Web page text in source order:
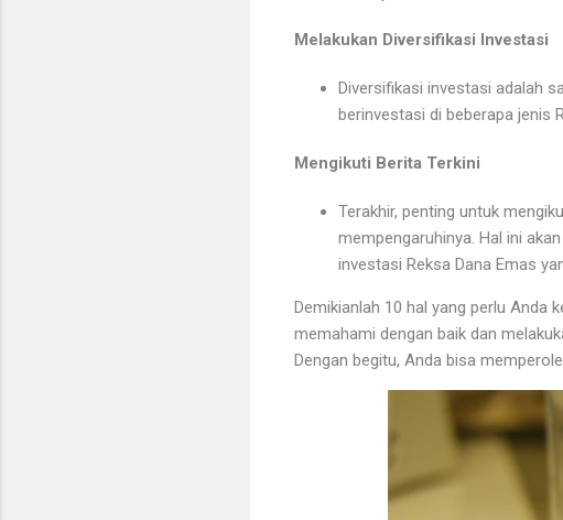
Melakukan Diversifikasi Investasi
Diversifikasi investasi adalah
berinvestasi di beberapa jenis
Mengikuti Berita Terkini
Terakhir, penting untuk
mempengaruhinya. Hal ini
investasi Reksa Dana Emas
Demikianlah 10 hal yang perlu Anda
memahami dengan baik dan
Dengan begitu, Anda bisa